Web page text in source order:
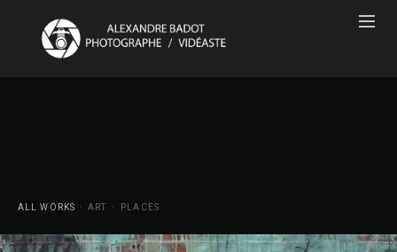
ALL WORKS ART PLACES